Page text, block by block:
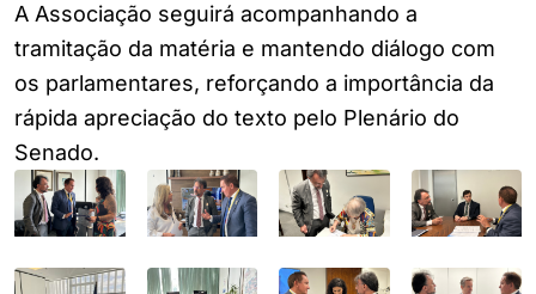
A Associação seguirá acompanhando a
tramitação da matéria e mantendo diálogo com
os parlamentares, reforçando a importância da
rápida apreciação do texto pelo Plenário do
Senado.